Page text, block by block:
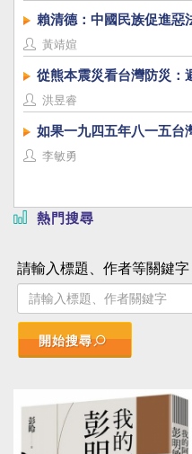
賴清德：中國民族促進惡
黃靖媗
從熊本震災看台灣防災：
洪昱睿
如果一九四五年八一五台
李敏勇
熱門搜尋
請輸入標題、作者等關鍵字
開始搜尋